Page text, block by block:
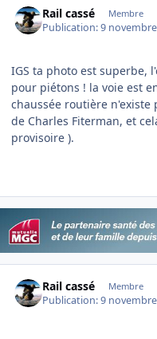
Rail cassé Membre
Publication:9
IGS ta photo est superbe,
pour piétons ! la voie est
chaussée routière n'existe
de Charles Fiterman, et
provisoire ).
Rail cassé Membre
Publication:9